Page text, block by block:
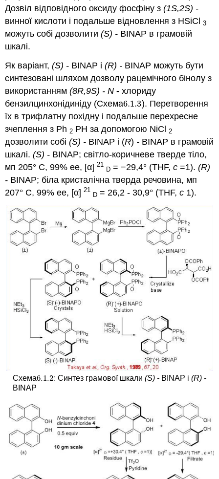
Дозвіл відповідного оксиду фосфіну з(1S,2S) -
винної кислоти і подальше відновлення з HSiCl3
можуть собі дозволити(S) - BINAP в грамовій
шкалі.
Як варіант,(S) - BINAP і(R) - BINAP можуть бути
синтезовані шляхом дозволу рацемічного бінолу з
використанням(8R,9S) - N - хлориду
бензилцинхонідиніду (Схема6.1.3
6.1.3). Перетворення
їх в трифлатну похідну і подальше перехресне
зчеплення з Ph 2 PH за допомогою NiCl 2
дозволити собі(S) - BINAP і (R) - BINAP в грамовій
шкалі.(S) - BINAP; світло-коричневе тверде тіло,
мп 205° C, 99% ee, [α]21
D = −29,4° (THF,c =1).(R)
- BINAP; біла кристалічна тверда речовина, мп
207° C, 99% ee, [α]21
D = 26,2 - 30,9° (THF,c 1).
Схема6.1.2
6.1.2: Синтез грамової шкали (S) -BINAP і (R) -
BINAP